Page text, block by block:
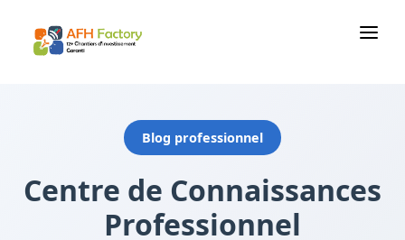
Blog professionnel
Centre de Connaissances
Professionnel